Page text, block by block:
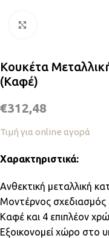
Κουκέτα
(Καφέ)
€312,48
Τιμή για online αγορά
Χαρακτηριστικά:
Ανθεκτική μεταλλική
Μοντέρνος σχεδιασμός
Καφέ και 4 επιπλέον
Εξοικονομεί χώρο στο